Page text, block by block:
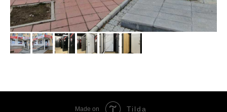
Made on Tilda